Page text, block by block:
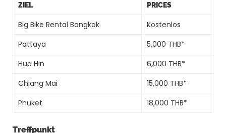
ZIEL PRICES
Big Bike Rental Bangkok
Kostenlos
Pattaya
5,000 THB*
Hua Hin
6,000 THB*
Chiang Mai
15,000 THB*
Phuket
18,000 THB*
Treffpunkt